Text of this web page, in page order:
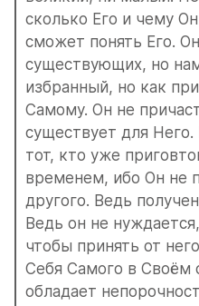
сколько Его и чему
сможет понять Его.
существующих, но
избранный, но как
Самому. Он не
существует для
тот, кто уже
временем, ибо Он не
другого. Ведь
Ведь он не
чтобы принять от
Себя Самого в Своём
обладает